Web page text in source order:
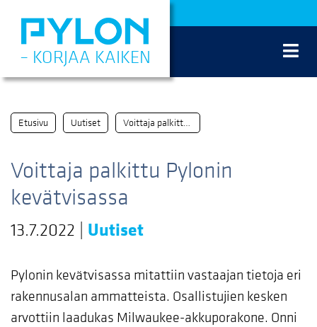
sisältöön
– KORJAA KAIKEN
Etusivu Uutiset Voittaja palkittu Pylonin kevätvisassa
Voittaja palkittu Pylonin
kevätvisassa
13.7.2022 Uutiset
Pylonin kevätvisassa mitattiin vastaajan tietoja eri
rakennusalan ammatteista. Osallistujien kesken
arvottiin laadukas Milwaukee-akkuporakone. Onni